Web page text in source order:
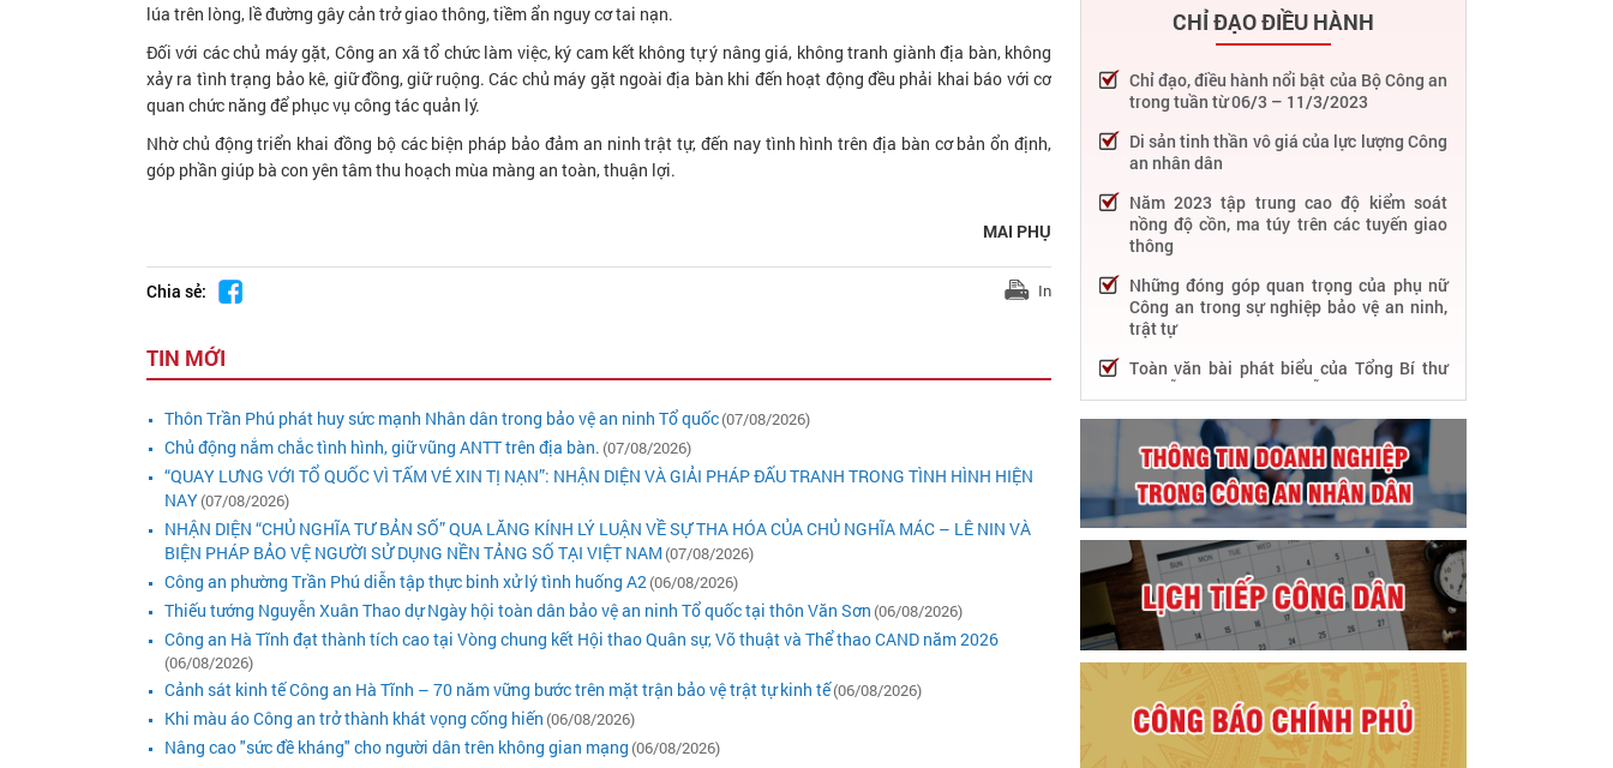
lúa trên lòng, lề đường gây cản trở giao thông, tiềm ẩn nguy cơ tai nạn.
Đối với các chủ máy gặt, Công an xã tổ chức làm việc, ký cam kết không tự ý nâng giá, không tranh giành địa bàn, không
xảy ra tình trạng bảo kê, giữ đồng, giữ ruộng. Các chủ máy gặt ngoài địa bàn khi đến hoạt động đều phải khai báo với cơ
quan chức năng để phục vụ công tác quản lý.
Nhờ chủ động triển khai đồng bộ các biện pháp bảo đảm an ninh trật tự, đến nay tình hình trên địa bàn cơ bản ổn định,
góp phần giúp bà con yên tâm thu hoạch mùa màng an toàn, thuận lợi.
MAI PHỤ
Chia sẻ: In
TIN MỚI
Thôn Trần Phú phát huy sức mạnh Nhân dân trong bảo vệ an ninh Tổ quốc(07/08/2026)
Chủ động nắm chắc tình hình, giữ vũng ANTT trên địa bàn. (07/08/2026)
“QUAY LƯNG VỚI TỔ QUỐC VÌ TẤM VÉ XIN TỊ NẠN”: NHẬN DIỆN VÀ GIẢI PHÁP ĐẤU TRANH TRONG TÌNH HÌNH HIỆN
NAY(07/08/2026)
NHẬN DIỆN “CHỦ NGHĨA TƯ BẢN SỐ” QUA LĂNG KÍNH LÝ LUẬN VỀ SỰ THA HÓA CỦA CHỦ NGHĨA MÁC – LÊ NIN VÀ
BIỆN PHÁP BẢO VỆ NGƯỜI SỬ DỤNG NỀN TẢNG SỐ TẠI VIỆT NAM (07/08/2026)
Công an phường Trần Phú diễn tập thực binh xử lý tình huống A2(06/08/2026)
Thiếu tướng Nguyễn Xuân Thao dự Ngày hội toàn dân bảo vệ an ninh Tổ quốc tại thôn Văn Sơn (06/08/2026)
Công an Hà Tĩnh đạt thành tích cao tại Vòng chung kết Hội thao Quân sự, Võ thuật và Thể thao CAND năm 2026
(06/08/2026)
Cảnh sát kinh tế Công an Hà Tĩnh – 70 năm vững bước trên mặt trận bảo vệ trật tự kinh tế(06/08/2026)
Khi màu áo Công an trở thành khát vọng cống hiến (06/08/2026)
Nâng cao "sức đề kháng" cho người dân trên không gian mạng (06/08/2026)
CHỈ ĐẠO ĐIỀU HÀNH
Chỉ đạo, điều hành nổi bật của Bộ Công an
trong tuần từ 06/3 – 11/3/2023
Di sản tinh thần vô giá của lực lượng Công
an nhân dân
Năm 2023 tập trung cao độ kiểm soát
nồng độ cồn, ma túy trên các tuyến giao
thông
Những đóng góp quan trọng của phụ nữ
Công an trong sự nghiệp bảo vệ an ninh,
trật tự
Toàn văn bài phát biểu của Tổng Bí thư
Nguyễn Phú Trọng tại Lễ kỷ niệm 75 năm
điều Bác Hồ dạy
75 năm thực hiện Sáu điều Bác Hồ dạy -
Lực lượng Công an nhân dân "rèn đức,
luyện tài, lập chiến công, vì nước quên
thân, vì dân phục vụ"
Chỉ đạo, điều hành nổi bật của Bộ Công an
trong tuần từ 27/2 – 04/3/2023
Phát huy thành tựu 50 năm phát triển
công nghệ thông tin trong Công an nhân
dân
Bảo đảm tuyệt đối an ninh, an toàn hàng
không góp phần thúc đẩy phát triển kinh
tế - xã hội